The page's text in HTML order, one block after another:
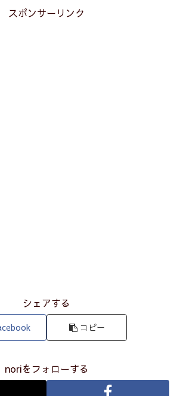
スポンサーリンク
シェアする
コピー
noriをフォローする